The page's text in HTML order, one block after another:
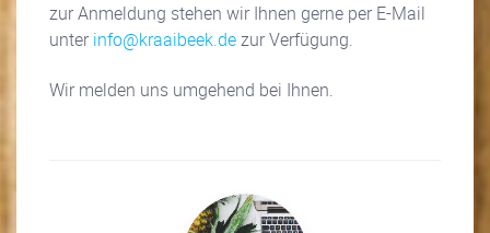
zur Anmeldung stehen wir Ihnen gerne per E-Mail
unter info@kraaibeek.dezur Verfügung.
Wir melden uns umgehend bei Ihnen.